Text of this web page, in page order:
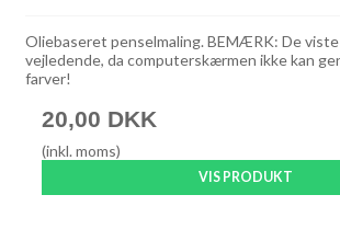
Oliebaseret penselmaling. BEMÆRK: De
vejledende, da computerskærmen ikke kan
farver!
20,00 DKK
(inkl. moms)
VIS PRODUKT